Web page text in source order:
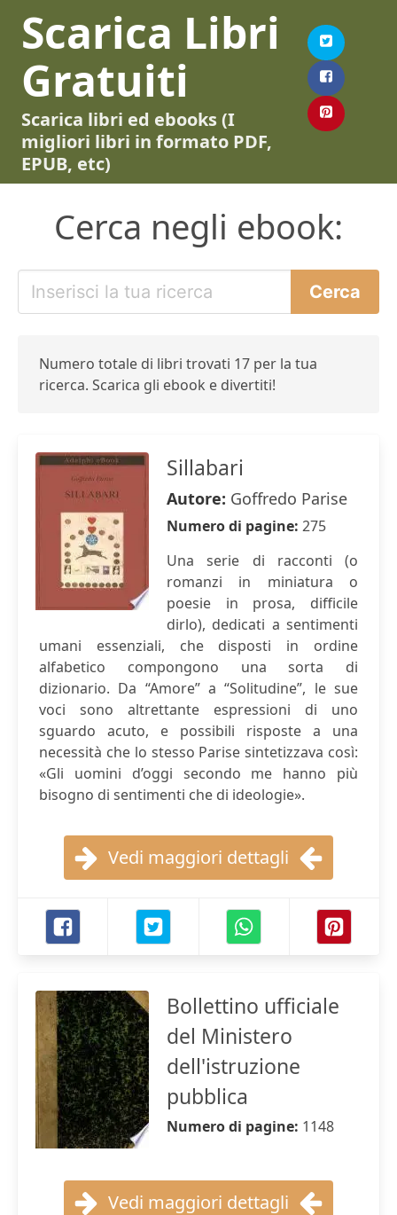
Scarica Libri
Gratuiti
Scarica libri ed ebooks (I
migliori libri in formato PDF,
EPUB, etc)
Cerca negli ebook:
Numero totale di libri trovati 17 per la tua
ricerca. Scarica gli ebook e divertiti!
Sillabari
Autore: Goffredo Parise
Numero di pagine: 275
Una serie di racconti (o
romanzi in miniatura o
poesie in prosa, difficile
dirlo), dedicati a sentimenti
umani essenziali, che disposti in ordine
alfabetico compongono una sorta di
dizionario. Da “Amore” a “Solitudine”, le sue
voci sono altrettante espressioni di uno
sguardo acuto, e possibili risposte a una
necessità che lo stesso Parise sintetizzava così:
«Gli uomini d’oggi secondo me hanno più
bisogno di sentimenti che di ideologie».
Vedi maggiori dettagli
Bollettino ufficiale
del Ministero
dell'istruzione
pubblica
Numero di pagine: 1148
Vedi maggiori dettagli